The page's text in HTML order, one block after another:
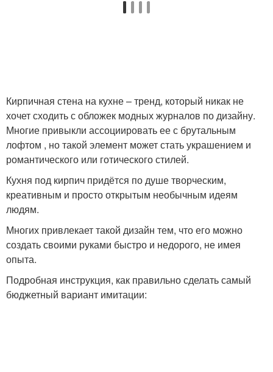
Кирпичная стена на кухне – тренд, который никак не
хочет сходить с обложек модных журналов по дизайну.
Многие привыкли ассоциировать ее с брутальным
лофтом , но такой элемент может стать украшением и
романтического или готического стилей.
Кухня под кирпич придётся по душе творческим,
креативным и просто открытым необычным идеям
людям.
Многих привлекает такой дизайн тем, что его можно
создать своими руками быстро и недорого, не имея
опыта.
Подробная инструкция, как правильно сделать самый
бюджетный вариант имитации: